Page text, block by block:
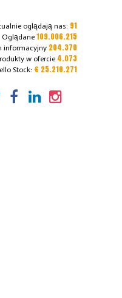
oglądają nas: 91
Oglądane 109.006.215
informacyjny 204.370
w ofercie 4.073
Stock: € 25.210.271